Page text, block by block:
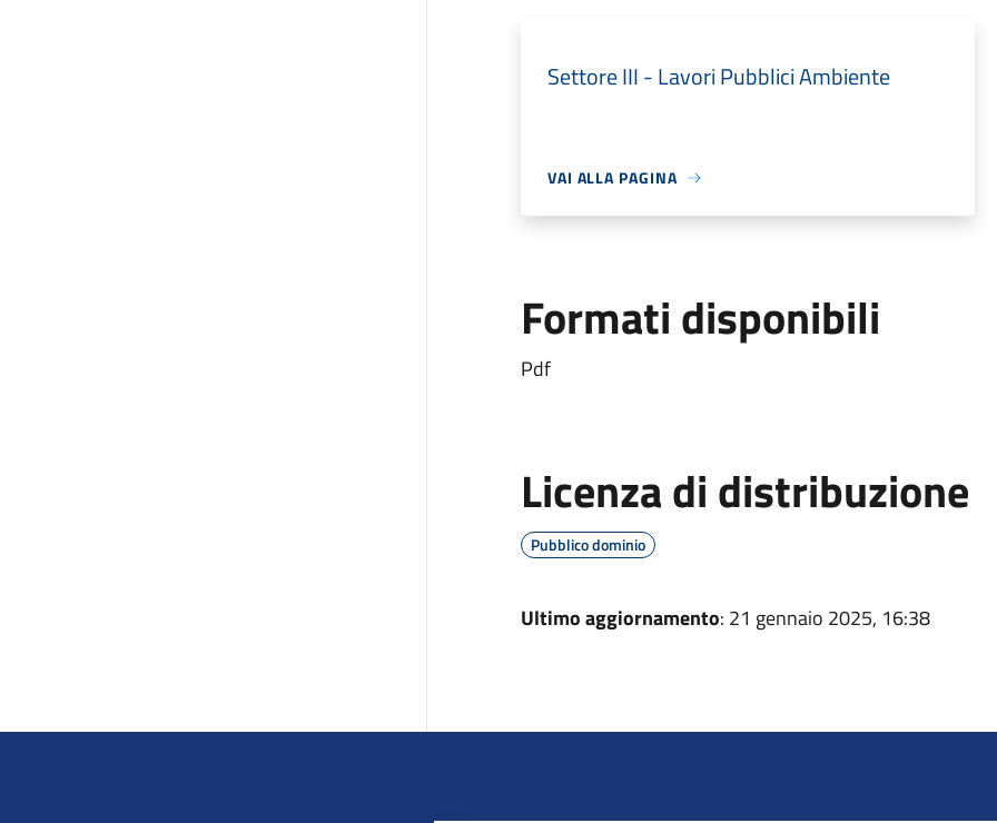
Settore III - Lavori Pubblici Ambiente
VAI ALLA PAGINA
Formati disponibili
Pdf
Licenza di distribuzione
Pubblico dominio
Ultimo aggiornamento: 21 gennaio 2025, 16:38